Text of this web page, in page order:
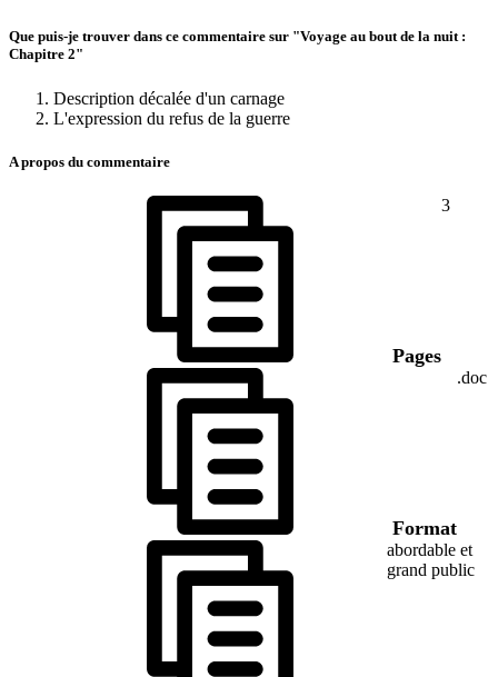
Que puis-je trouver dans ce commentaire sur "Voyage au bout de la nuit :
Chapitre 2"
Description décalée d'un carnage
L'expression du refus de la guerre
A propos du commentaire
Pages
3
Format
.doc
abordable et
grand public